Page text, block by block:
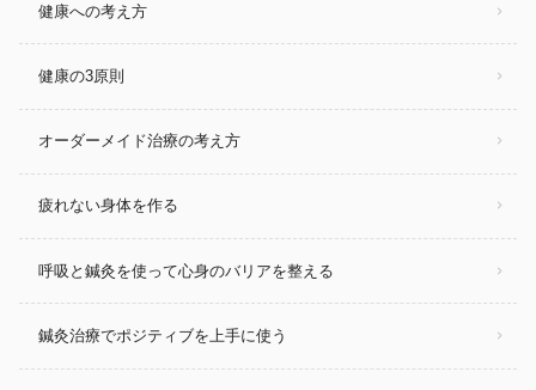
健康への考え方
健康の3原則
オーダーメイド治療の考え方
疲れない身体を作る
呼吸と鍼灸を使って心身のバリアを整える
鍼灸治療でポジティブを上手に使う